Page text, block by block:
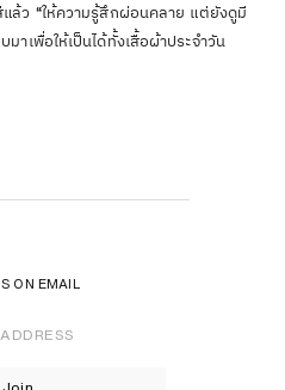
ล้ว “ให้ความรู้สึกผ่อนคลาย แต่ยังดูมี
าเพื่อให้เป็นได้ทั้งเสื้อผ้าประจำวัน
ON EMAIL